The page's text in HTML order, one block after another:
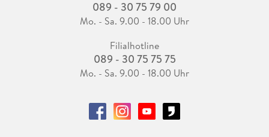
089 - 30 75 79 00
Mo. - Sa. 9.00 - 18.00 Uhr
Filialhotline
089 - 30 75 75 75
Mo. - Sa. 9.00 - 18.00 Uhr